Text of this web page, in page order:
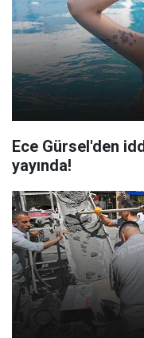
Ece Gürsel'den
yayında!